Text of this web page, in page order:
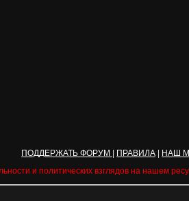
ПОДДЕРЖАТЬ ФОРУМ ПРАВИЛА
НАШ
и политических взглядов на нашем